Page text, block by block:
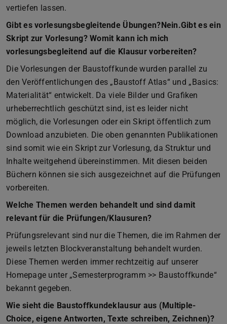
vertiefen lassen.
Gibt es vorlesungsbegleitende Übungen?Nein.Gibt es ein
Skript zur Vorlesung? Womit kann ich mich
vorlesungsbegleitend auf die Klausur vorbereiten?
Die Vorlesungen der Baustoffkunde wurden parallel zu
den Veröffentlichungen des „Baustoff Atlas“ und „Basics:
Materialität“ entwickelt. Da viele Bilder und Grafiken
urheberrechtlich geschützt sind, ist es leider nicht
möglich, die Vorlesungen oder ein Skript öffentlich zum
Download anzubieten. Die oben genannten Publikationen
sind somit wie ein Skript zur Vorlesung, da Struktur und
Inhalte weitgehend übereinstimmen. Mit diesen beiden
Büchern können sie sich ausgezeichnet auf die Prüfungen
vorbereiten.
Welche Themen werden behandelt und sind damit
relevant für die Prüfungen/Klausuren?
Prüfungsrelevant sind nur die Themen, die im Rahmen der
jeweils letzten Blockveranstaltung behandelt wurden.
Diese Themen werden immer rechtzeitig auf unserer
Homepage unter „Semesterprogramm >> Baustoffkunde“
bekannt gegeben.
Wie sieht die Baustoffkundeklausur aus (Multiple-
Choice, eigene Antworten, Texte schreiben, Zeichnen)?